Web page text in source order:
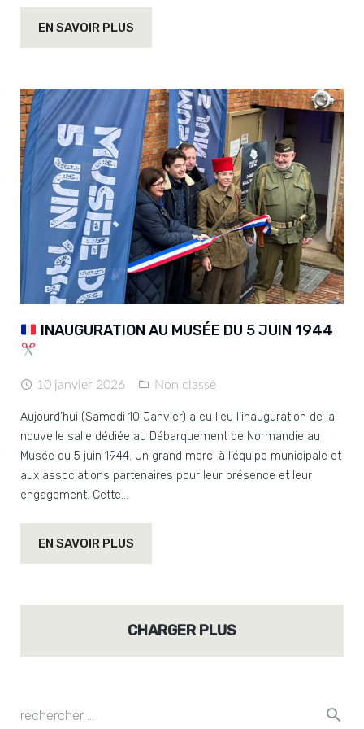
EN SAVOIR PLUS
INAUGURATION AU MUSÉE DU 5 JUIN 1944
10 janvier 2026 Non classé
Aujourd’hui (Samedi 10 Janvier) a eu lieu l’inauguration de la
nouvelle salle dédiée au Débarquement de Normandie au
Musée du 5 juin 1944. Un grand merci à l’équipe municipale et
aux associations partenaires pour leur présence et leur
engagement. Cette…
EN SAVOIR PLUS
CHARGER PLUS